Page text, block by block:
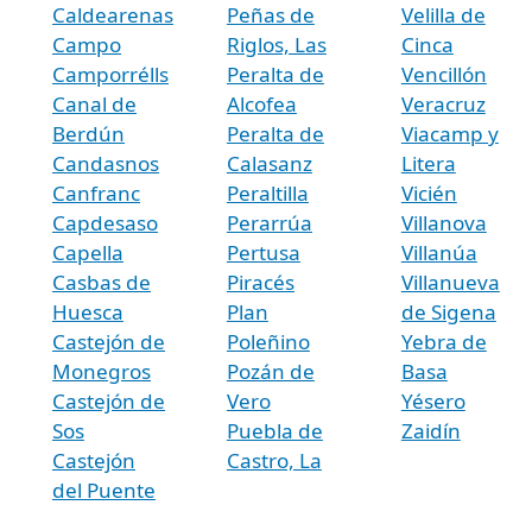
Caldearenas
Campo
Camporrélls
Canal de
Berdún
Candasnos
Canfranc
Capdesaso
Capella
Casbas de
Huesca
Castejón de
Monegros
Castejón de
Sos
Castejón
del Puente
Peñas de
Riglos, Las
Peralta de
Alcofea
Peralta de
Calasanz
Peraltilla
Perarrúa
Pertusa
Piracés
Plan
Poleñino
Pozán de
Vero
Puebla de
Castro, La
Velilla de
Cinca
Vencillón
Veracruz
Viacamp y
Litera
Vicién
Villanova
Villanúa
Villanueva
de Sigena
Yebra de
Basa
Yésero
Zaidín